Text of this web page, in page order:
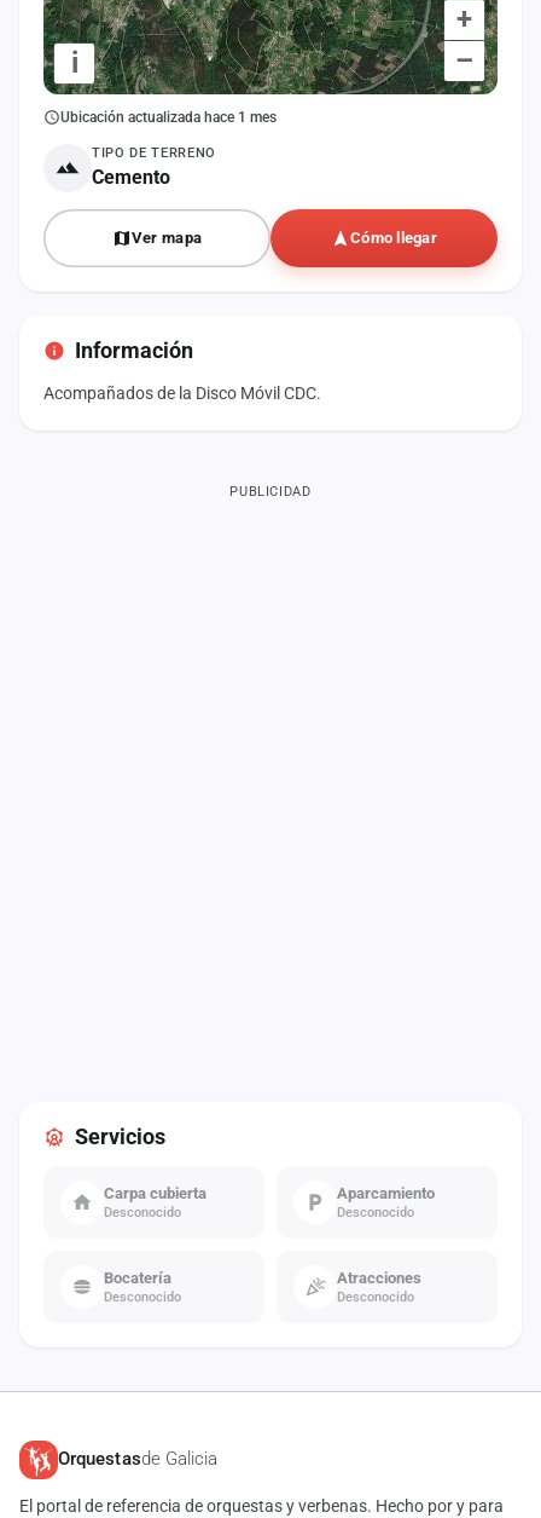
+
–
i
Ubicación actualizada hace 1 mes
TIPO DE TERRENO
Cemento
Ver mapa Cómo llegar
Información
Acompañados de la Disco Móvil CDC.
Servicios
Carpa cubierta
Desconocido
Aparcamiento
Desconocido
Bocatería
Desconocido
Atracciones
Desconocido
PUBLICIDAD
Orquestasde Galicia
El portal de referencia de orquestas y verbenas. Hecho por y para